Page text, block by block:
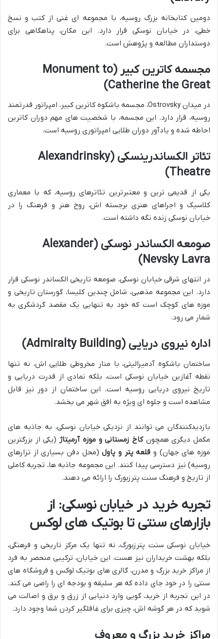
دومین کتابخانه بزرگ روسیه، با مجموعه ای غنی از کتب و نسخ
خطی، در خیابان نوسکی قرار دارد. این مکان، پناهگاهی برای
دوستداران مطالعه و پژوهش است.
مجسمه کاترین کبیر (Monument to
Catherine the Great)
در میدان Ostrovsky، مجسمه باشکوه کاترین کبیر، امپراتور قدرتمند
روسیه، قرار دارد. این مجسمه، با شخصیت های مهم دوران کاترین
احاطه شده و یادآور دوران طلایی امپراتوری روسیه است.
تئاتر الکساندرینسکی (Alexandrinsky
Theatre)
یکی از قدیمی ترین و معتبرترین تئاترهای روسیه، که با معماری
کلاسیک و اجراهای هنری برجسته اش، روح هنر و فرهنگ را در
خیابان نوسکی زنده نگه داشته است.
صومعه الکساندر نوسکی (Alexander
Nevsky Lavra)
در انتهای شرقی خیابان نوسکی، صومعه تاریخی الکساندر نوسکی قرار
دارد. این مجموعه مذهبی، شامل چندین کلیسا، گورستان تاریخی و
موزه های کوچک است که خود به تنهایی یک مقصد گردشگری به
شمار می رود.
اداره نیروی دریایی (Admiralty Building)
ساختمان باشکوه آدمیرالیتی، با منار مخروطی طلایی اش، نه تنها
نقطه آغازین خیابان نوسکی است، بلکه نمادی از قدرت دریایی و
تاریخ نیروی دریایی روسیه است. این ساختمان از دور نیز قابل
مشاهده است و جلوه ای ویژه به افق شهر می بخشد.
بازدیدکنندگان می توانند از نزدیکی خیابان نوسکی، به جاذبه های
مکمل دیگری همچونکاخ زمستانی و موزه آرمیتاژ (یکی از بزرگترین
موزه های جهان) و قلعه پتر و پاول(محل دفن بسیاری از تزارهای
روسیه) نیز دسترسی پیدا کنند. این مجموعه جاذبه ها، تجربه کاملی
از تاریخ و فرهنگ سنت پترزبورگ را ارائه می دهند.
تجربه خرید در خیابان نوسکی: از
بازارهای سنتی تا بوتیک های لوکس
خیابان نوسکی سنت پترزبورگ، نه تنها یک مرکز تاریخی و فرهنگی،
بلکه بهشت خریداران نیز هست. این خیابان، ترکیبی منحصر به فرد
از مراکز خرید بزرگ و مدرن، گالری های بوتیک لوکس و فروشگاه های
سنتی را در خود جای داده که هر سلیقه و بودجه ای را راضی می کند.
در این تجربه از خرید، گویی وارد دنیایی از زرق و برق و اصالت می
شوید که در هر گوشه اش، چیزی برای غافلگیر کردن شما وجود دارد.
مراکز خرید بزرگ و معروف